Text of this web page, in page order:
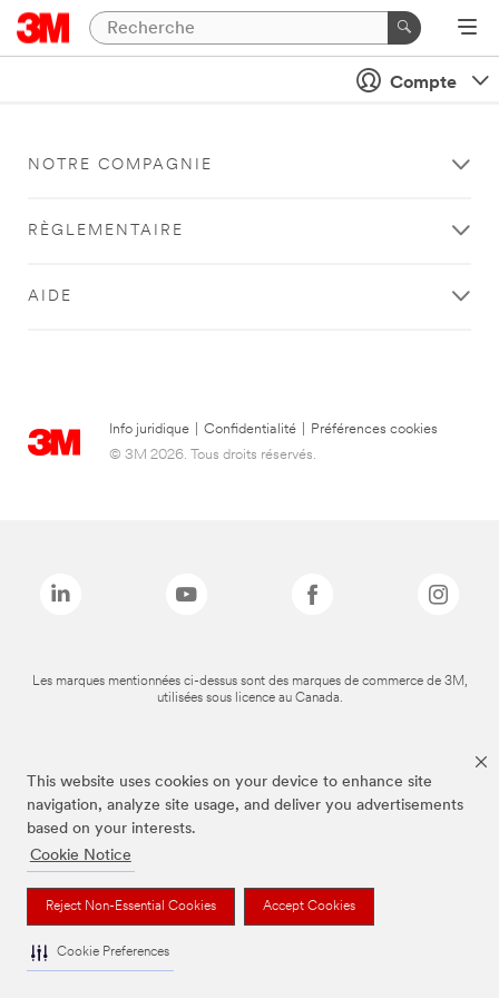
This website uses cookies on your device to enhance site
navigation, analyze site usage, and deliver you advertisements
based on your interests.
Cookie Notice
Reject Non-Essential Cookies Accept Cookies
Cookie Preferences
Compte
NOTRE COMPAGNIE
RÈGLEMENTAIRE
AIDE
Info juridique Confidentialité
Préférences cookies
© 3M 2026. Tous droits réservés.
Les marques mentionnées ci-dessus sont des marques de commerce de 3M,
utilisées sous licence au Canada.